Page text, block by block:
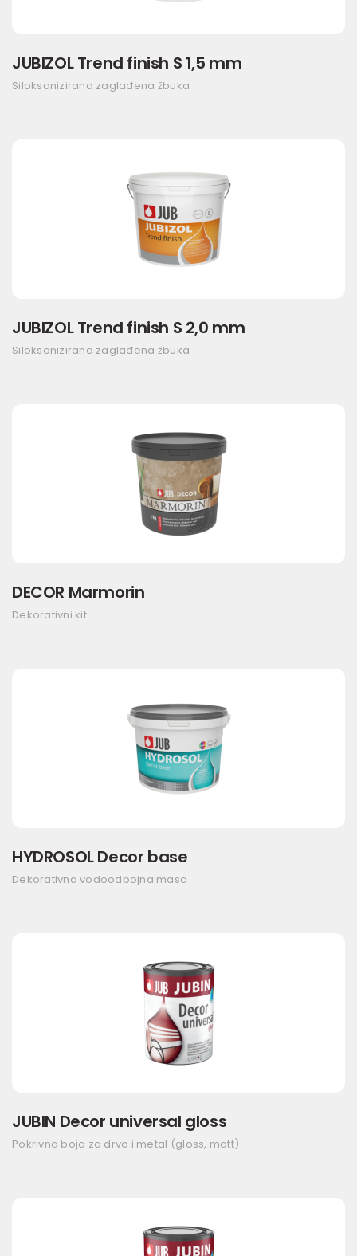
JUBIZOL Trend finish S 1,5 mm
Siloksanizirana zaglađena žbuka
JUBIZOL Trend finish S 2,0 mm
Siloksanizirana zaglađena žbuka
DECOR Marmorin
Dekorativni kit
HYDROSOL Decor base
Dekorativna vodoodbojna masa
JUBIN Decor universal gloss
Pokrivna boja za drvo i metal (gloss, matt)